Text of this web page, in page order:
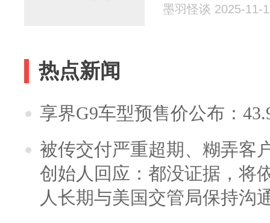
墨羽怪谈 2025-11-
热点新闻
享界G9车型预售价公布：
被传交付严重超期、糊弄客
创始人回应：都没证据，将
人长期与美国交管局保持沟